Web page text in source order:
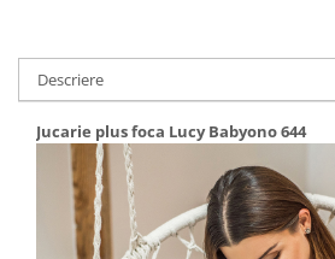
Descriere
Jucarie plus foca Lucy Babyono 644